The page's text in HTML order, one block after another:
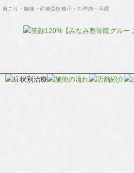
こり・腰痛・産後骨盤矯正・生理痛・不眠